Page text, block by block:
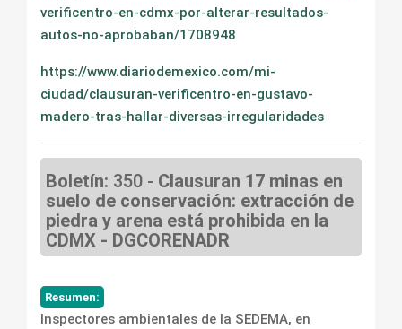
verificentro-en-cdmx-por-alterar-resultados-
autos-no-aprobaban/1708948
https://www.diariodemexico.com/mi-
ciudad/clausuran-verificentro-en-gustavo-
madero-tras-hallar-diversas-irregularidades
Boletín: 350 - Clausuran 17 minas en
suelo de conservación: extracción de
piedra y arena está prohibida en la
CDMX - DGCORENADR
Resumen:
Inspectores ambientales de la SEDEMA, en